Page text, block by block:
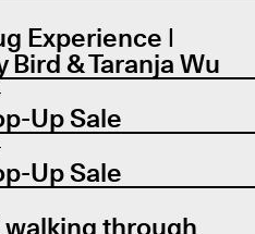
Experience |
& Taranja Wu
Up Sale
Up Sale
through